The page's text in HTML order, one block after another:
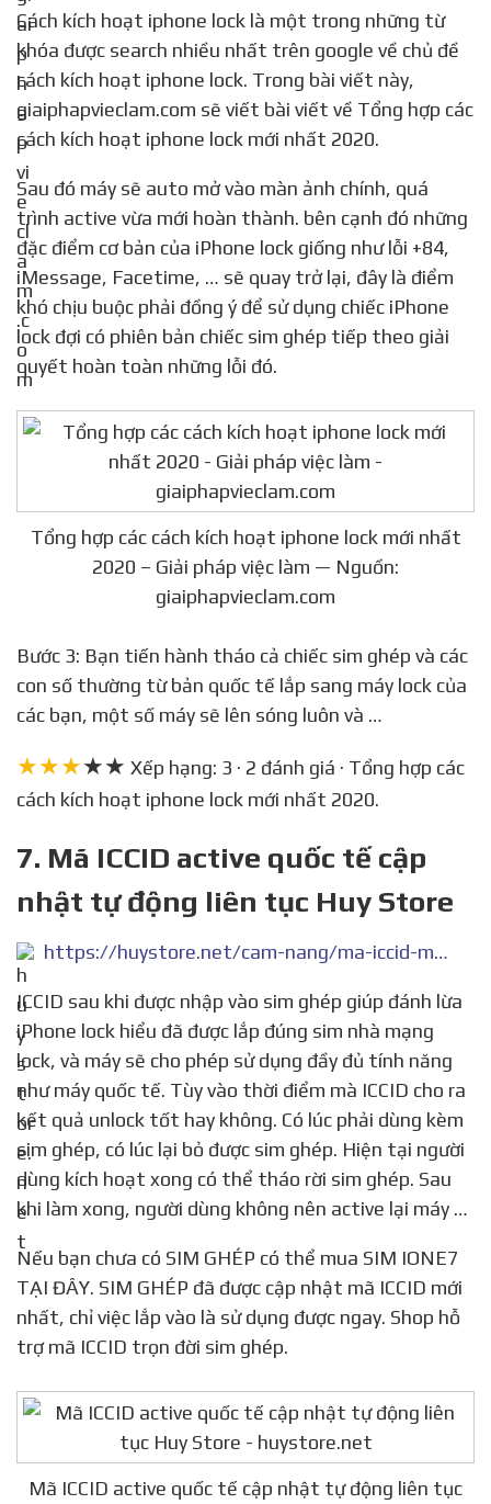
Cách kích hoạt iphone lock là một trong những từ
khóa được search nhiều nhất trên google về chủ đề
cách kích hoạt iphone lock. Trong bài viết này,
giaiphapvieclam.com sẽ viết bài viết về Tổng hợp các
cách kích hoạt iphone lock mới nhất 2020.
Sau đó máy sẽ auto mở vào màn ảnh chính, quá
trình active vừa mới hoàn thành. bên cạnh đó những
đặc điểm cơ bản của iPhone lock giống như lỗi +84,
iMessage, Facetime, … sẽ quay trở lại, đây là điểm
khó chịu buộc phải đồng ý để sử dụng chiếc iPhone
lock đợi có phiên bản chiếc sim ghép tiếp theo giải
quyết hoàn toàn những lỗi đó.
Tổng hợp các cách kích hoạt iphone lock mới nhất
2020 – Giải pháp việc làm — Nguồn:
giaiphapvieclam.com
Bước 3: Bạn tiến hành tháo cả chiếc sim ghép và các
con số thường từ bản quốc tế lắp sang máy lock của
các bạn, một số máy sẽ lên sóng luôn và …
★★★★★ Xếp hạng: 3 · 2 đánh giá · Tổng hợp các
cách kích hoạt iphone lock mới nhất 2020.
7. Mã ICCID active quốc tế cập
nhật tự động liên tục Huy Store
https://huystore.net/cam-nang/ma-iccid-moi-cap-nhat-moi-ngay-395
ICCID sau khi được nhập vào sim ghép giúp đánh lừa
iPhone lock hiểu đã được lắp đúng sim nhà mạng
lock, và máy sẽ cho phép sử dụng đầy đủ tính năng
như máy quốc tế. Tùy vào thời điểm mà ICCID cho ra
kết quả unlock tốt hay không. Có lúc phải dùng kèm
sim ghép, có lúc lại bỏ được sim ghép. Hiện tại người
dùng kích hoạt xong có thể tháo rời sim ghép. Sau
khi làm xong, người dùng không nên active lại máy …
Nếu bạn chưa có SIM GHÉP có thể mua SIM IONE7
TẠI ĐÂY. SIM GHÉP đã được cập nhật mã ICCID mới
nhất, chỉ việc lắp vào là sử dụng được ngay. Shop hỗ
trợ mã ICCID trọn đời sim ghép.
Mã ICCID active quốc tế cập nhật tự động liên tục